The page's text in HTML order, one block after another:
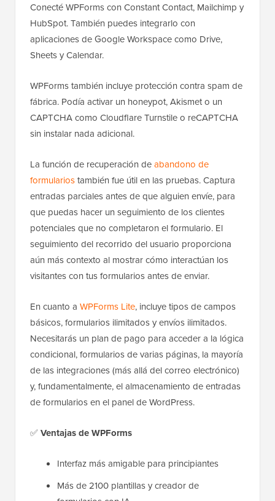
Conecté WPForms con Constant Contact, Mailchimp y
HubSpot. También puedes integrarlo con
aplicaciones de Google Workspace como Drive,
Sheets y Calendar.
WPForms también incluye protección contra spam de
fábrica. Podía activar un honeypot, Akismet o un
CAPTCHA como Cloudflare Turnstile o reCAPTCHA
sin instalar nada adicional.
La función de recuperación deabandono de
formulariostambién fue útil en las pruebas. Captura
entradas parciales antes de que alguien envíe, para
que puedas hacer un seguimiento de los clientes
potenciales que no completaron el formulario. El
seguimiento del recorrido del usuario proporciona
aún más contexto al mostrar cómo interactúan los
visitantes con tus formularios antes de enviar.
En cuanto a WPForms Lite, incluye tipos de campos
básicos, formularios ilimitados y envíos ilimitados.
Necesitarás un plan de pago para acceder a la lógica
condicional, formularios de varias páginas, la mayoría
de las integraciones (más allá del correo electrónico)
y, fundamentalmente, el almacenamiento de entradas
de formularios en el panel de WordPress.
✅Ventajas de WPForms
Interfaz más amigable para principiantes
Más de 2100 plantillas y creador de